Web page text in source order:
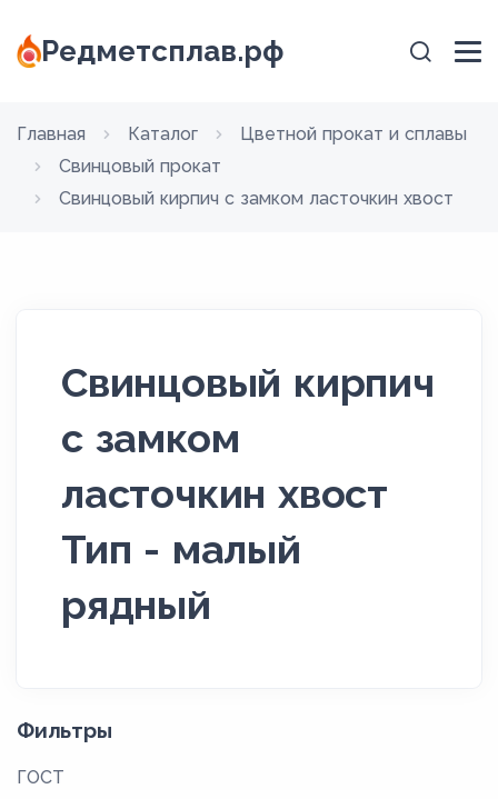
Редметсплав.рф
Главная Каталог
Цветной прокат и сплавы
Свинцовый прокат
Свинцовый кирпич с замком ласточкин хвост
Свинцовый кирпич
с замком
ласточкин хвост
Тип - малый
рядный
Фильтры
ГОСТ